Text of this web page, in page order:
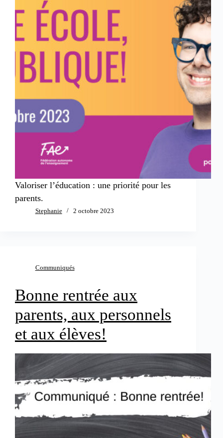
Valoriser l’éducation : une priorité pour les
parents.
Stephanie 2 octobre 2023
Communiqués
Bonne rentrée aux
parents, aux personnels
et aux élèves!